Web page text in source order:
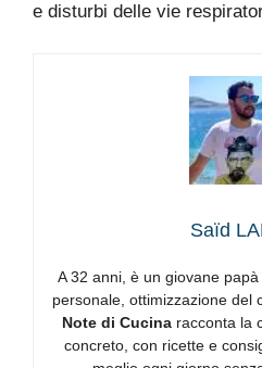
e disturbi delle vie
Saïd
A 32 anni, è un giovane
personale, ottimizzazione del
Note di Cucina racconta la
concreto, con ricette e